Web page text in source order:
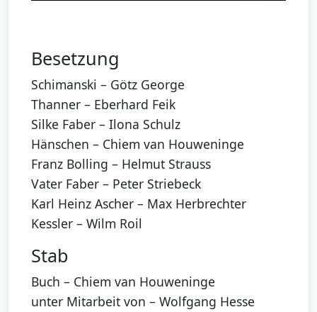
Besetzung
Schimanski – Götz George
Thanner – Eberhard Feik
Silke Faber – Ilona Schulz
Hänschen – Chiem van Houweninge
Franz Bolling – Helmut Strauss
Vater Faber – Peter Striebeck
Karl Heinz Ascher – Max Herbrechter
Kessler – Wilm Roil
Stab
Buch – Chiem van Houweninge
unter Mitarbeit von – Wolfgang Hesse